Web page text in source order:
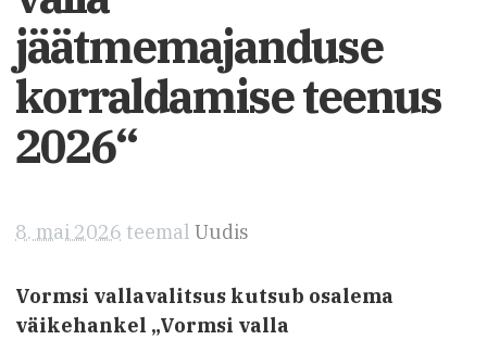
jäätmemajanduse
korraldamise teenus
2026“
8. mai 2026 teemal Uudis
Vormsi vallavalitsus kutsub osalema
väikehankel „Vormsi valla